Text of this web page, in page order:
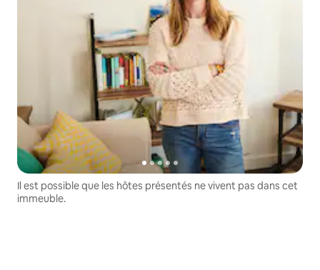
Il est possible que les hôtes présentés ne vivent pas dans cet
immeuble.